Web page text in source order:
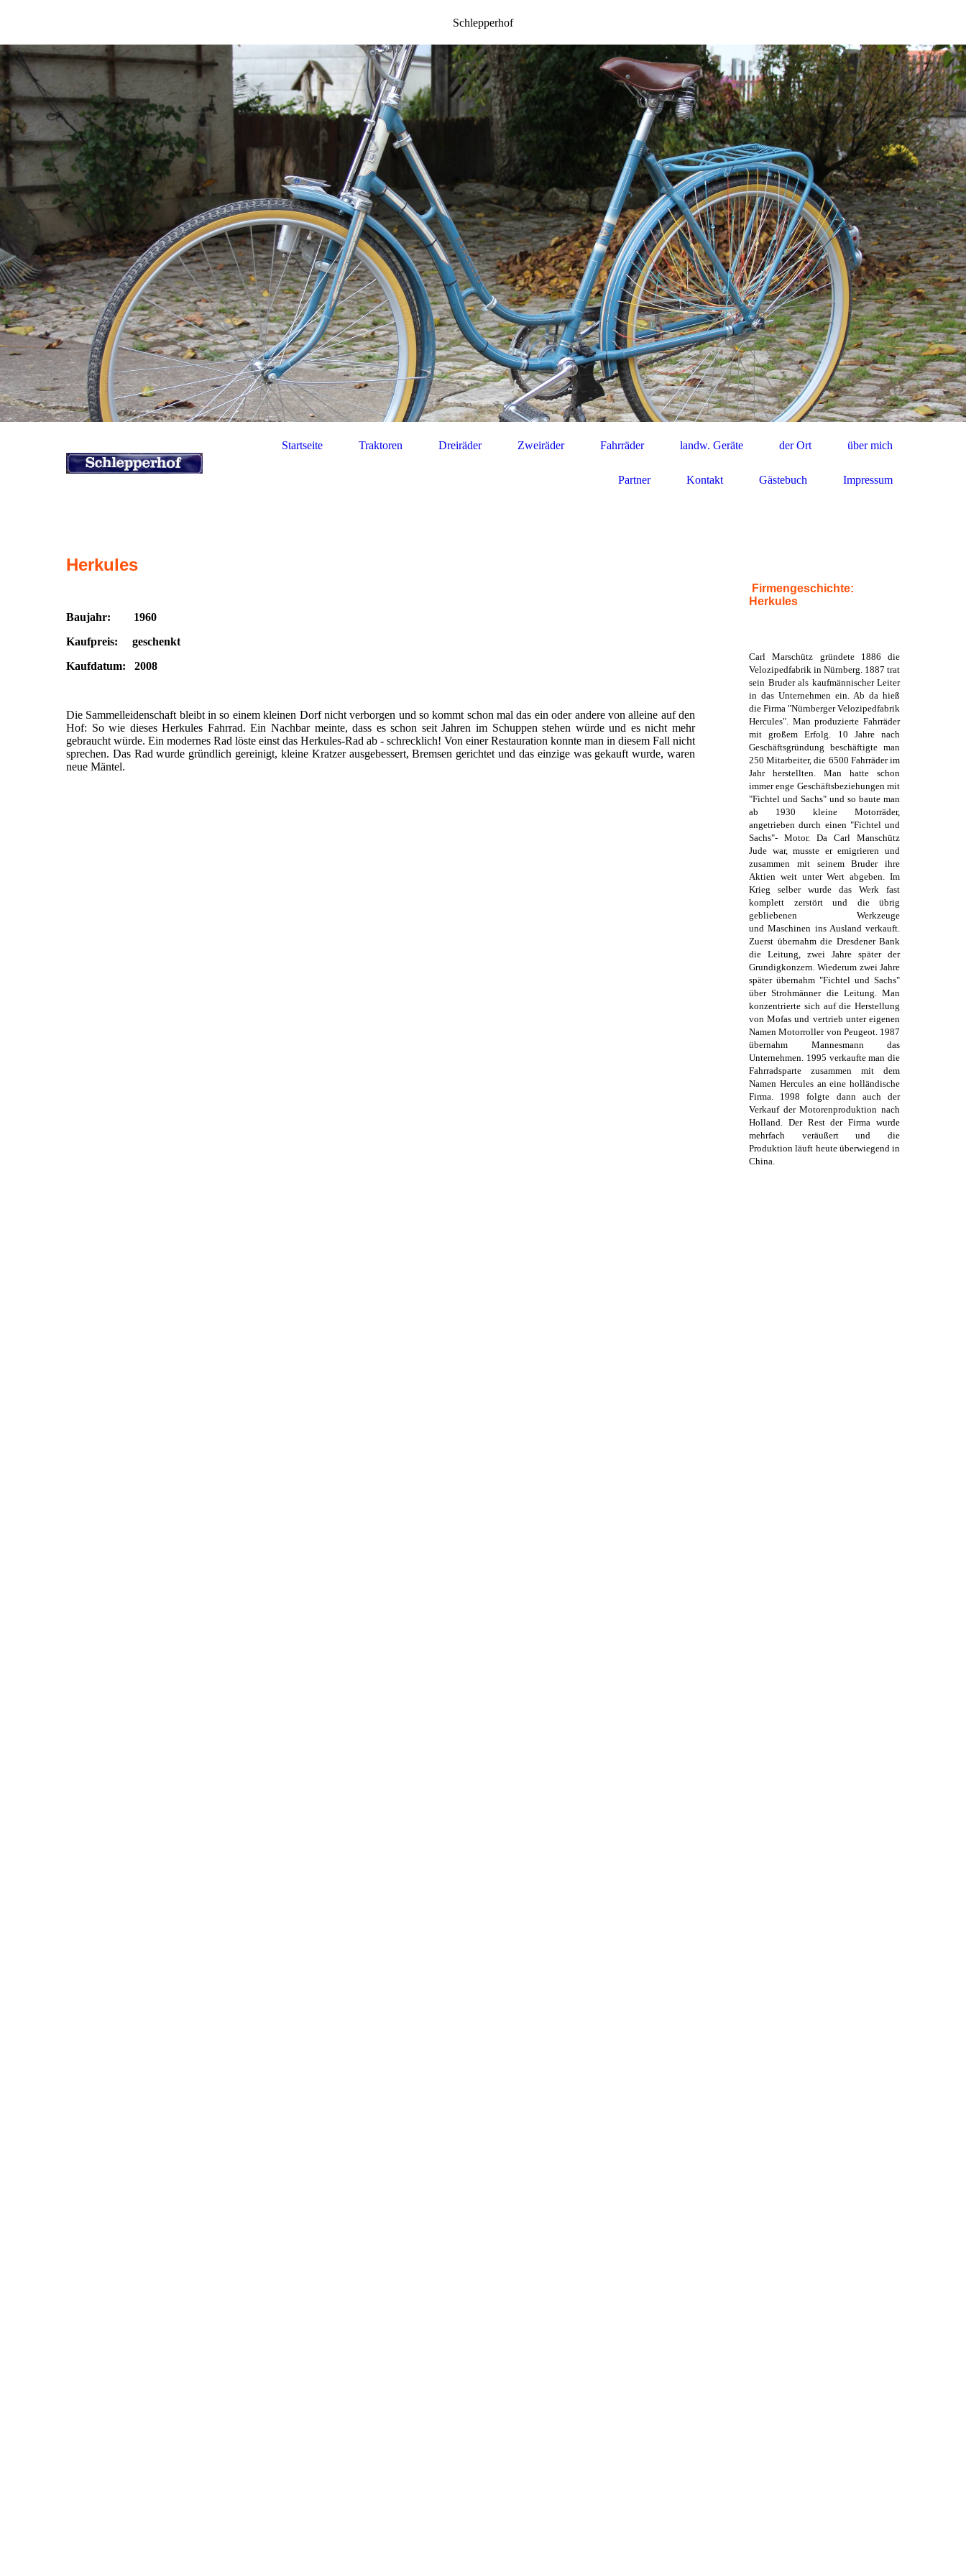
Schlepperhof
Startseite Traktoren Dreiräder Zweiräder Fahrräder landw. Geräte der Ort über mich
Partner Kontakt Gästebuch Impressum
Herkules
Baujahr: 1960
Kaufpreis: geschenkt
Kaufdatum: 2008
Die Sammelleidenschaft bleibt in so einem kleinen Dorf nicht verborgen und so kommt schon mal das ein oder andere von alleine auf den
Hof: So wie dieses Herkules Fahrrad. Ein Nachbar meinte, dass es schon seit Jahren im Schuppen stehen würde und es nicht mehr
gebraucht würde. Ein modernes Rad löste einst das Herkules-Rad ab - schrecklich! Von einer Restauration konnte man in diesem Fall nicht
sprechen. Das Rad wurde gründlich gereinigt, kleine Kratzer ausgebessert, Bremsen gerichtet und das einzige was gekauft wurde, waren
neue Mäntel.
Firmengeschichte:
Herkules
Carl Marschütz gründete 1886 die
Velozipedfabrik in Nürnberg. 1887 trat
sein Bruder als kaufmännischer Leiter
in das Unternehmen ein. Ab da hieß
die Firma "Nürnberger Velozipedfabrik
Hercules". Man produzierte Fahrräder
mit großem Erfolg. 10 Jahre nach
Geschäftsgründung beschäftigte man
250 Mitarbeiter, die 6500 Fahrräder im
Jahr herstellten. Man hatte schon
immer enge Geschäftsbeziehungen mit
"Fichtel und Sachs" und so baute man
ab 1930 kleine Motorräder,
angetrieben durch einen "Fichtel und
Sachs"- Motor. Da Carl Manschütz
Jude war, musste er emigrieren und
zusammen mit seinem Bruder ihre
Aktien weit unter Wert abgeben. Im
Krieg selber wurde das Werk fast
komplett zerstört und die übrig
gebliebenen Werkzeuge
und Maschinen ins Ausland verkauft.
Zuerst übernahm die Dresdener Bank
die Leitung, zwei Jahre später der
Grundigkonzern. Wiederum zwei Jahre
später übernahm "Fichtel und Sachs"
über Strohmänner die Leitung. Man
konzentrierte sich auf die Herstellung
von Mofas und vertrieb unter eigenen
Namen Motorroller von Peugeot. 1987
übernahm Mannesmann das
Unternehmen. 1995 verkaufte man die
Fahrradsparte zusammen mit dem
Namen Hercules an eine holländische
Firma. 1998 folgte dann auch der
Verkauf der Motorenproduktion nach
Holland. Der Rest der Firma wurde
mehrfach veräußert und die
Produktion läuft heute überwiegend in
China.